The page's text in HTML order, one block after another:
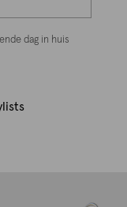
dag in huis